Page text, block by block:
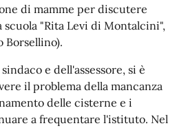
di mamme per discutere
scuola "Rita Levi di Montalcini",
Borsellino).
e dell'assessore, si è
il problema della mancanza
delle cisterne e i
a frequentare l'istituto. Nel